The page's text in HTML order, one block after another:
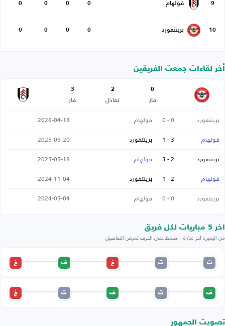
9 فولهام 0
0
0
0
10 برينتفورد 0
0
0
0
أخر لقاءات جمعت الفريقين
0
فاز
2
تعادل
3
فاز
برينتفورد 0 - 0 فولهام
2026-04-18
فولهام
3 - 1 برينتفورد
2025-09-20
برينتفورد
2 - 3 فولهام
2025-05-18
فولهام
2 - 1 برينتفورد
2024-11-04
برينتفورد
0 - 0 فولهام 2024-05-04
اخر 5 مباريات لكل فريق
من اليمين: آخر مباراة · اضغط على الحرف لعرض التفاصيل
ت ت خ ف خ
ف ت ف ت خ
تصويت الجمهور